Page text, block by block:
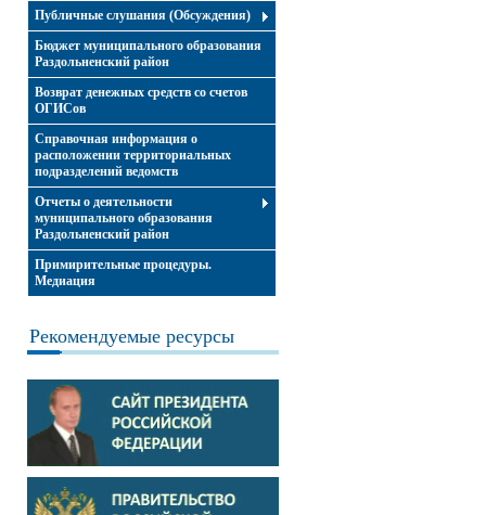
Публичные слушания (Обсуждения)
Бюджет муниципального образования
Раздольненский район
Возврат денежных средств со счетов
ОГИСов
Справочная информация о
расположении территориальных
подразделений ведомств
Отчеты о деятельности
муниципального образования
Раздольненский район
Примирительные процедуры.
Медиация
Рекомендуемые ресурсы